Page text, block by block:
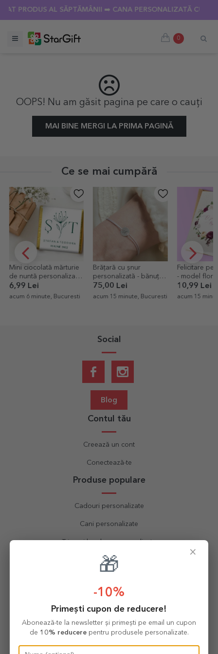
PRODUS AL SĂPTĂMÂNII ➡️ CANA PERSONALIZATĂ CU 18
0
OOPS! Nu am găsit pagina pe care o cauți
MAI BINE MERGI LA PRIMA PAGINĂ
Ce se mai cumpără
Mini ciocolată mărturie
de nuntă personalizată
cu text - Elegant
6,99 Lei
acum 6 minute, Bucuresti
Brățară cu șnur
personalizată - bănuț
10 mm - argint 925 -
model inițială 2
75,00 Lei
acum 15 minute, Bucuresti
Felicitare
- model flori
10,99 Lei
acum 15
Social
Blog
Contul tău
Creează un cont
Conectează-te
Produse populare
Cadouri personalizate
Cani personalizate
Tricouri bumbac personalizate
Brelocuri personalizate
Ceasuri personalizate
Sorțuri personalizate
Perne personalizate
×
🎁
-10%
Primești cupon de reducere!
Abonează-te la newsletter și primești pe email un cupon
de 10% reducerepentru produsele personalizate.